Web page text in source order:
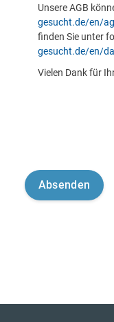
Unsere AGB
gesucht.de/en/
finden Sie unter
gesucht.de/en/
Vielen Dank für